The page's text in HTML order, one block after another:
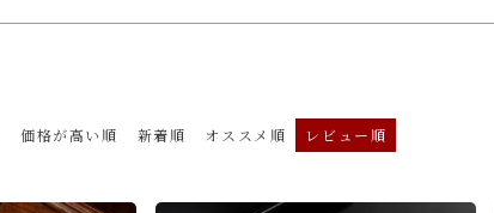
価格が高い順 新着順 オススメ順 レビュー順